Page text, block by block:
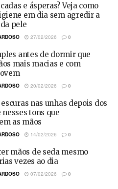
e ásperas? Veja como
em dia sem agredir a
pele
27/02/2026 0
antes de dormir que
mais macias e com
20/02/2026 0
nas unhas depois dos
nesses tons que
as mãos
14/02/2026 0
mãos de seda mesmo
vezes ao dia
07/02/2026 0